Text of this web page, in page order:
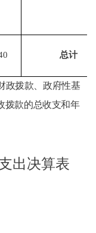
总计
政拨款、政府性基
拨款的总收支和年
出决算表